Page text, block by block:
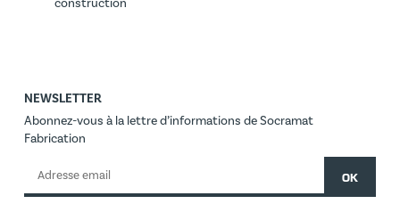
construction
NEWSLETTER
Abonnez-vous à la lettre d’informations de Socramat
Fabrication